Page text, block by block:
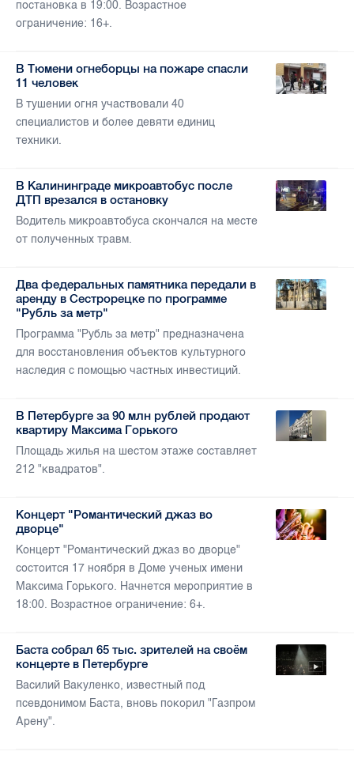
постановка в 19:00. Возрастное
ограничение: 16+.
В Тюмени огнеборцы на пожаре спасли
11 человек
В тушении огня участвовали 40
специалистов и более девяти единиц
техники.
В Калининграде микроавтобус после
ДТП врезался в остановку
Водитель микроавтобуса скончался на месте
от полученных травм.
Два федеральных памятника передали в
аренду в Сестрорецке по программе
"Рубль за метр"
Программа "Рубль за метр" предназначена
для восстановления объектов культурного
наследия с помощью частных инвестиций.
В Петербурге за 90 млн рублей продают
квартиру Максима Горького
Площадь жилья на шестом этаже составляет
212 "квадратов".
Концерт "Романтический джаз во
дворце"
Концерт "Романтический джаз во дворце"
состоится 17 ноября в Доме ученых имени
Максима Горького. Начнется мероприятие в
18:00. Возрастное ограничение: 6+.
Баста собрал 65 тыс. зрителей на своём
концерте в Петербурге
Василий Вакуленко, известный под
псевдонимом Баста, вновь покорил "Газпром
Арену".